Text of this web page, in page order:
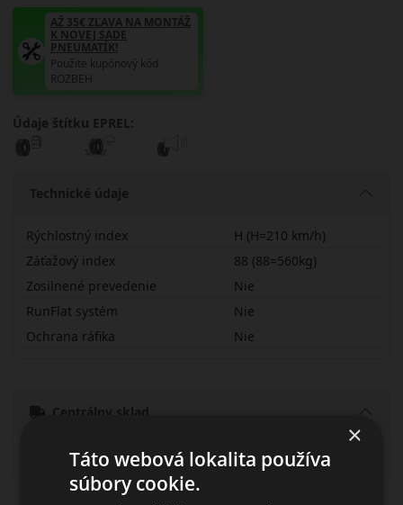
AŽ 35€ ZĽAVA NA MONTÁŽ
K NOVEJ SADE
PNEUMATÍK!
Použite kupónový kód
ROZBEH
Údaje štítku EPREL:
Technické údaje
Rýchlostný index
H (H=210 km/h)
Záťažový index
88 (88=560kg)
Zosilnené prevedenie
Nie
RunFlat systém
Nie
Ochrana ráfika
Nie
Centrálny sklad
Doručenie domov
×
Táto webová lokalita používa
súbory cookie.